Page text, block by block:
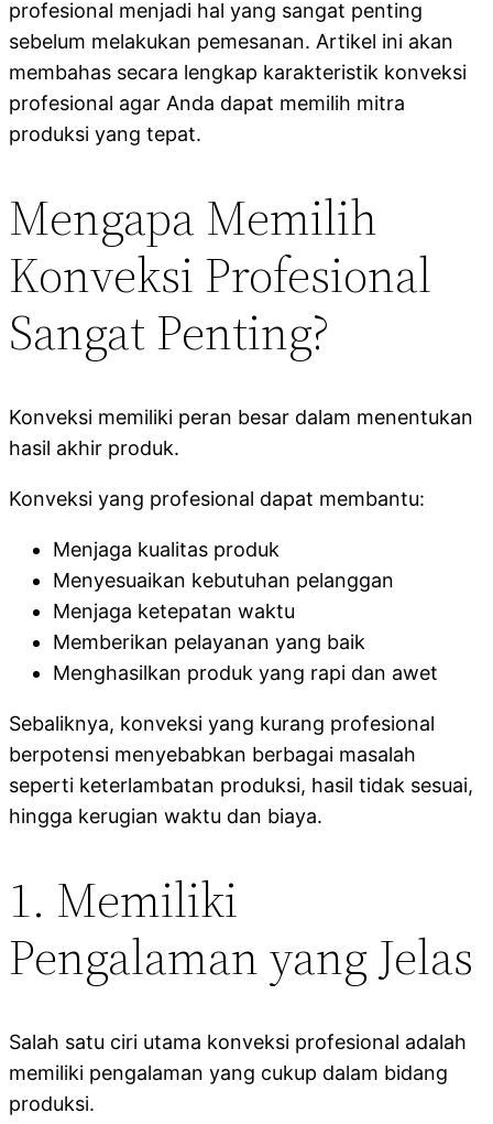
profesional menjadi hal yang sangat penting
sebelum melakukan pemesanan. Artikel ini akan
membahas secara lengkap karakteristik konveksi
profesional agar Anda dapat memilih mitra
produksi yang tepat.
Mengapa Memilih
Konveksi Profesional
Sangat Penting?
Konveksi memiliki peran besar dalam menentukan
hasil akhir produk.
Konveksi yang profesional dapat membantu:
Menjaga kualitas produk
Menyesuaikan kebutuhan pelanggan
Menjaga ketepatan waktu
Memberikan pelayanan yang baik
Menghasilkan produk yang rapi dan awet
Sebaliknya, konveksi yang kurang profesional
berpotensi menyebabkan berbagai masalah
seperti keterlambatan produksi, hasil tidak sesuai,
hingga kerugian waktu dan biaya.
1. Memiliki
Pengalaman yang Jelas
Salah satu ciri utama konveksi profesional adalah
memiliki pengalaman yang cukup dalam bidang
produksi.